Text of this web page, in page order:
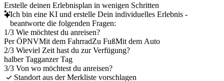
Erstelle deinen Erlebnisplan in wenigen Schritten
Ich bin eine KI und erstelle Dein individuelles Erlebnis -
beantworte die folgenden Fragen:
1/3 Wie möchtest du anreisen?
Per ÖPNVMit dem FahrradZu FußMit dem Auto
2/3 Wieviel Zeit hast du zur Verfügung?
halber Tagganzer Tag
3/3 Von wo möchtest du anreisen?
Standort aus der Merkliste vorschlagen